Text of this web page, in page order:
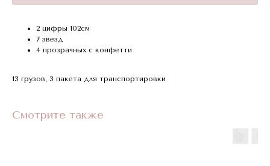
2 цифры 102см
7 звезд
4 прозрачных с конфетти
13 грузов, 3 пакета для транспортировки
Смотрите также